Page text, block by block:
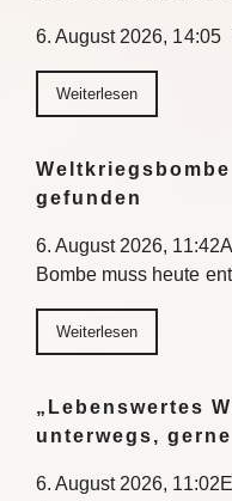
6. August 2026,
Weiterlesen
gefunden
6. August 2026,
Bombe muss heute
Weiterlesen
„Lebenswertes
unterwegs,
6. August 2026,